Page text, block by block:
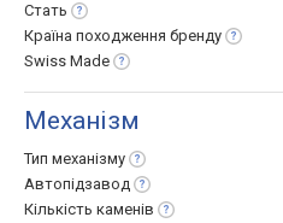
Стать
Країна походження бренду
Swiss Made
Механізм
Тип механізму
Автопідзавод
Кількість каменів